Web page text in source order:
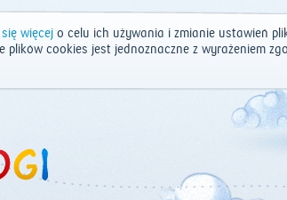
więcejo celu ich używania i zmianie ustawień
cookies jest jednoznaczne z wyrażeniem